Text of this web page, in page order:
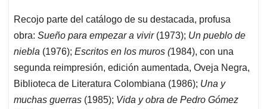
Recojo parte del catálogo de su destacada, profusa
obra: Sueño para empezar a vivir (1973); Un pueblo de
niebla (1976); Escritos en los muros (1984), con una
segunda reimpresión, edición aumentada, Oveja Negra,
Biblioteca de Literatura Colombiana (1986); Una y
muchas guerras (1985); Vida y obra de Pedro Gómez